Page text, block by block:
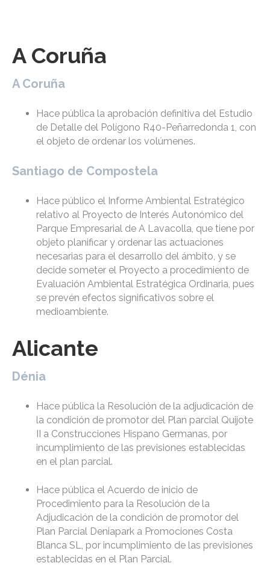
A Coruña
A Coruña
Hace pública la aprobación definitiva del Estudio
de Detalle del Polígono R40-Peñarredonda 1, con
el objeto de ordenar los volúmenes.
Santiago de Compostela
Hace público el Informe Ambiental Estratégico
relativo al Proyecto de Interés Autonómico del
Parque Empresarial de A Lavacolla, que tiene por
objeto planificar y ordenar las actuaciones
necesarias para el desarrollo del ámbito, y se
decide someter el Proyecto a procedimiento de
Evaluación Ambiental Estratégica Ordinaria, pues
se prevén efectos significativos sobre el
medioambiente.
Alicante
Dénia
Hace pública la Resolución de la adjudicación de
la condición de promotor del Plan parcial Quijote
II a Construcciones Hispano Germanas, por
incumplimiento de las previsiones establecidas
en el plan parcial.
Hace pública el Acuerdo de inicio de
Procedimiento para la Resolución de la
Adjudicación de la condición de promotor del
Plan Parcial Deniapark a Promociones Costa
Blanca SL, por incumplimiento de las previsiones
establecidas en el Plan Parcial.